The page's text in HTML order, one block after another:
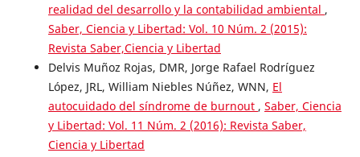
realidad del desarrollo y la contabilidad ambiental ,
Saber, Ciencia y Libertad: Vol. 10 Núm. 2 (2015):
Revista Saber,Ciencia y Libertad
Delvis Muñoz Rojas, DMR, Jorge Rafael Rodríguez
López, JRL, William Niebles Núñez, WNN, El
autocuidado del síndrome de burnout , Saber, Ciencia
y Libertad: Vol. 11 Núm. 2 (2016): Revista Saber,
Ciencia y Libertad